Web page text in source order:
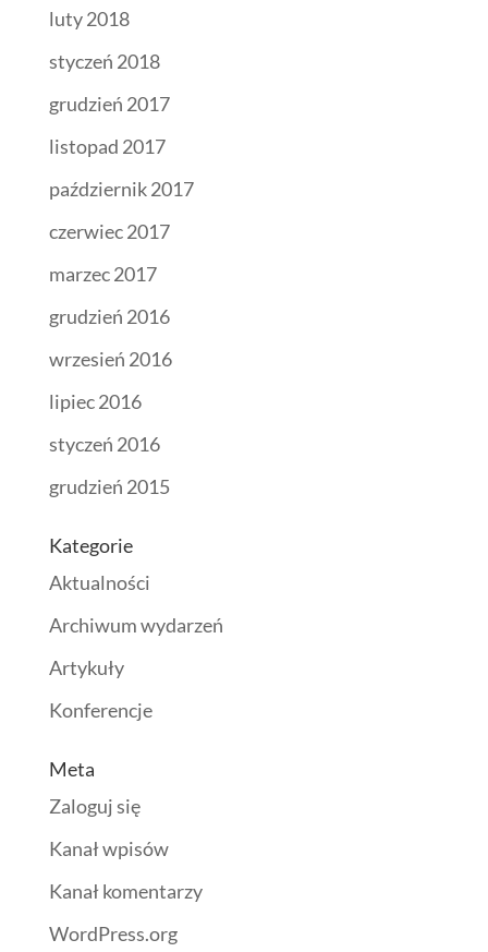
luty 2018
styczeń 2018
grudzień 2017
listopad 2017
październik 2017
czerwiec 2017
marzec 2017
grudzień 2016
wrzesień 2016
lipiec 2016
styczeń 2016
grudzień 2015
Kategorie
Aktualności
Archiwum wydarzeń
Artykuły
Konferencje
Meta
Zaloguj się
Kanał wpisów
Kanał komentarzy
WordPress.org